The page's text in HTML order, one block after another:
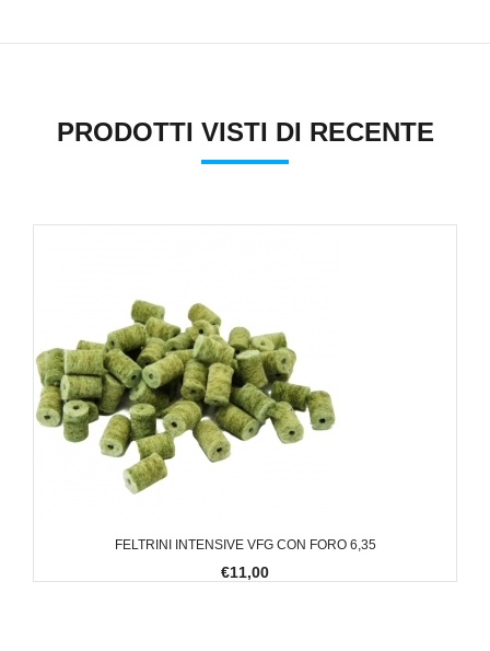
PRODOTTI VISTI DI RECENTE
FELTRINI INTENSIVE VFG CON FORO 6,35
€11,00